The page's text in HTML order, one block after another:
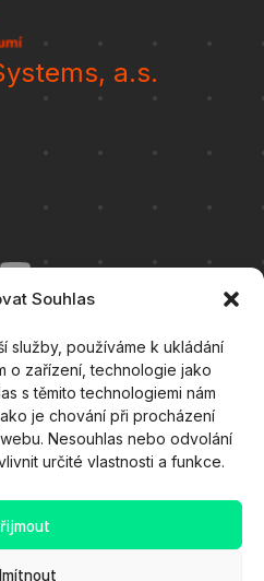
Souhlas
služby, používáme k ukládání
o zařízení, technologie jako
s těmito technologiemi nám
je chování při procházení
Nesouhlas nebo odvolání
určité vlastnosti a funkce.
a.s.